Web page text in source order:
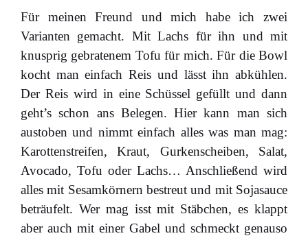
Für meinen Freund und mich habe ich zwei
Varianten gemacht. Mit Lachs für ihn und mit
knusprig gebratenem Tofu für mich. Für die Bowl
kocht man einfach Reis und lässt ihn abkühlen.
Der Reis wird in eine Schüssel gefüllt und dann
geht’s schon ans Belegen. Hier kann man sich
austoben und nimmt einfach alles was man mag:
Karottenstreifen, Kraut, Gurkenscheiben, Salat,
Avocado, Tofu oder Lachs… Anschließend wird
alles mit Sesamkörnern bestreut und mit Sojasauce
beträufelt. Wer mag isst mit Stäbchen, es klappt
aber auch mit einer Gabel und schmeckt genauso